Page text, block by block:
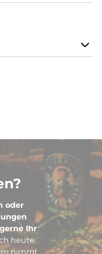
oder
Ihr
heute
nimmt